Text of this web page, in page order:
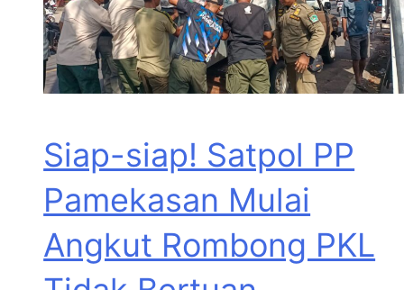
Siap-siap! Satpol PP
Pamekasan Mulai
Angkut Rombong PKL